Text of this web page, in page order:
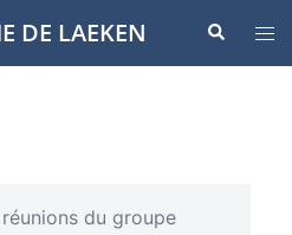
DE LAEKEN
le
du groupe